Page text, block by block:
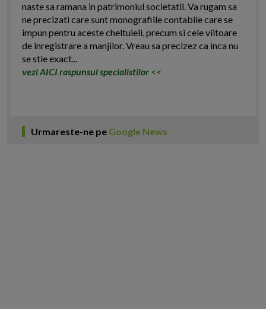
naste sa ramana in patrimoniul societatii. Va rugam sa
ne precizati care sunt monografiile contabile care se
impun pentru aceste cheltuieli, precum si cele viitoare
de inregistrare a manjilor. Vreau sa precizez ca inca nu
se stie exact...
vezi AICI raspunsul specialistilor <<
Urmareste-ne pe Google News